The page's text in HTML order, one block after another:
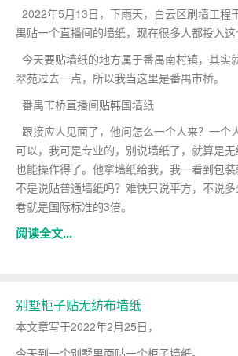
2022年5月13日，下雨天，白云区刷墙工程
禺贴一个直播间的墙纸，现在很多人都投入这
今天要贴墙纸的地方属于番禺南村镇，其实
翠苑过去一点，所以我当这里是番禺市桥。
番禺市桥直播间贴韩国墙纸
跟接应人见面了，他问怎么一个人来？一个
可以，我可是专业的，别说墙纸了，就算是
也能操作得了。他拿墙纸给我，我一看到包装
不是说贴普通墙纸吗？难快只说平方，不说
卷就是国际标准的3倍。
阅读全文...
​别墅柜子贴无纺布墙纸
本文章写于2022年2月25日，
今天到一个别墅里面贴一个柜子墙纸。